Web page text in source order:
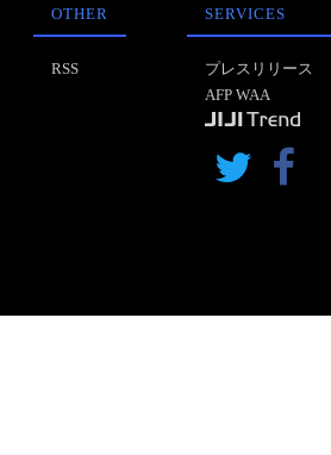
OTHER
RSS
SERVICES
プレスリリース
AFP WAA